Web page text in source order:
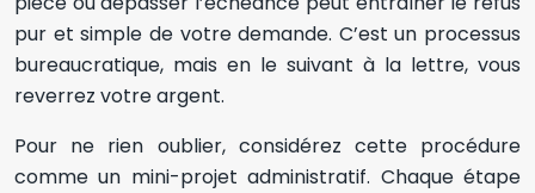
pur et simple de votre demande. C’est un processus
bureaucratique, mais en le suivant à la lettre, vous
reverrez votre argent.
Pour ne rien oublier, considérez cette procédure
comme un mini-projet administratif. Chaque étape